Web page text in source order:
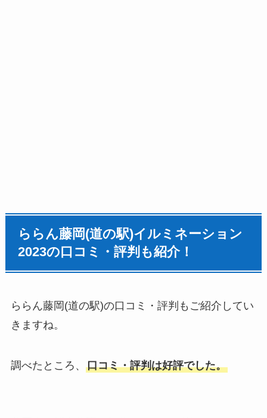
ららん藤岡(道の駅)イルミネーション
2023の口コミ・評判も紹介！
ららん藤岡(道の駅)の口コミ・評判もご紹介してい
きますね。
調べたところ、 口コミ・評判は好評でした。